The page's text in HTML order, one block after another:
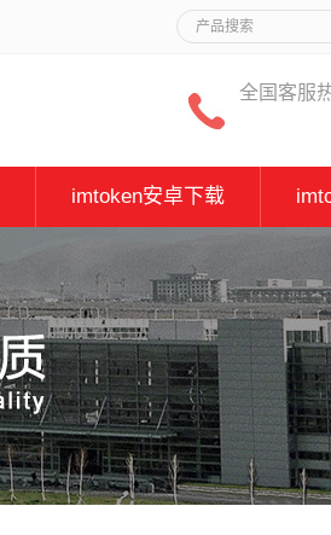
全国客服
imtoken安卓下载